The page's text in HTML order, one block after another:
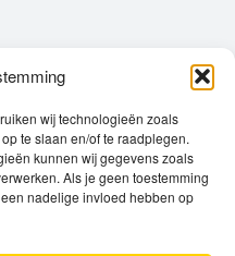
wij technologieën zoals
te slaan en/of te raadplegen.
kunnen wij gegevens zoals
Als je geen toestemming
nadelige invloed hebben op